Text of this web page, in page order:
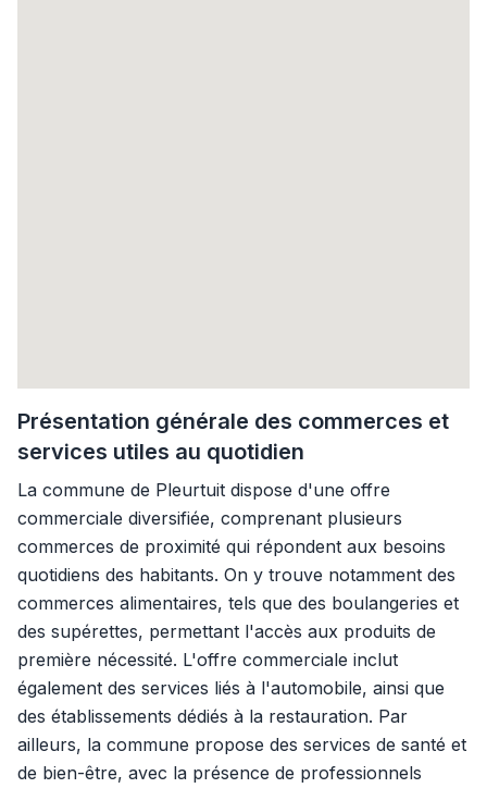
Présentation générale des commerces et
services utiles au quotidien
La commune de Pleurtuit dispose d'une offre
commerciale diversifiée, comprenant plusieurs
commerces de proximité qui répondent aux besoins
quotidiens des habitants. On y trouve notamment des
commerces alimentaires, tels que des boulangeries et
des supérettes, permettant l'accès aux produits de
première nécessité. L'offre commerciale inclut
également des services liés à l'automobile, ainsi que
des établissements dédiés à la restauration. Par
ailleurs, la commune propose des services de santé et
de bien-être, avec la présence de professionnels